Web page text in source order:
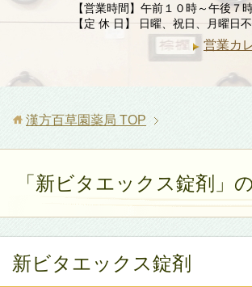
【営業時間】午前１０時～午後７
【定 休 日】 日曜、祝日、月曜日
営業カ
漢方百草園薬局 TOP
「新ビタエックス錠剤」
新ビタエックス錠剤